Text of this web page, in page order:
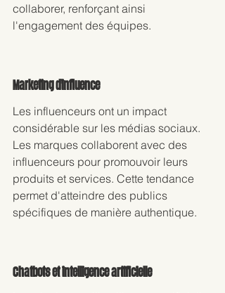
collaborer, renforçant ainsi
l'engagement des équipes.
Marketing d'influence
Les influenceurs ont un impact
considérable sur les médias sociaux.
Les marques collaborent avec des
influenceurs pour promouvoir leurs
produits et services. Cette tendance
permet d'atteindre des publics
spécifiques de manière authentique.
Chatbots et intelligence artificielle